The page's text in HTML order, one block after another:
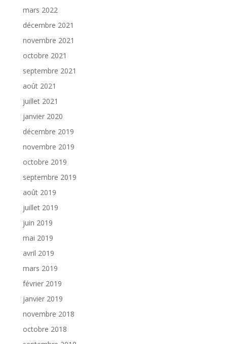
mars 2022
décembre 2021
novembre 2021
octobre 2021
septembre 2021
août 2021
juillet 2021
janvier 2020
décembre 2019
novembre 2019
octobre 2019
septembre 2019
août 2019
juillet 2019
juin 2019
mai 2019
avril 2019
mars 2019
février 2019
janvier 2019
novembre 2018
octobre 2018